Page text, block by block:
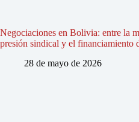
Negociaciones en Bolivia: entre la
presión sindical y el financiamiento
28 de mayo de 2026